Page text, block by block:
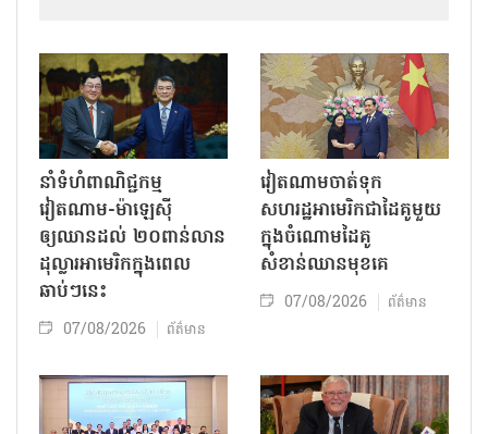
នាំទំហំពាណិជ្ជកម្ម
វៀតណាម-ម៉ាឡេស៊ី
ឲ្យឈានដល់ ២០ពាន់លាន
ដុល្លារអាមេរិកក្នុងពេល
ឆាប់ៗនេះ
07/08/2026 ព័ត៌មាន
វៀតណាមចាត់ទុក
សហរដ្ឋអាមេរិកជាដៃគូមួយ
ក្នុងចំណោមដៃគូ
សំខាន់ឈានមុខគេ
07/08/2026 ព័ត៌មាន